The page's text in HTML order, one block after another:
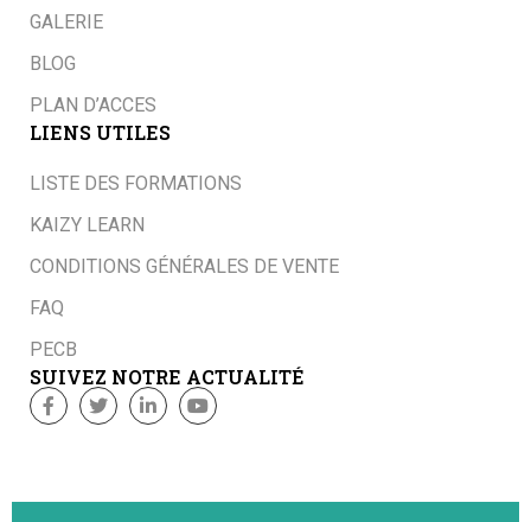
GALERIE
BLOG
PLAN D’ACCES
LIENS UTILES
LISTE DES FORMATIONS
KAIZY LEARN
CONDITIONS GÉNÉRALES DE VENTE
FAQ
PECB
SUIVEZ NOTRE ACTUALITÉ